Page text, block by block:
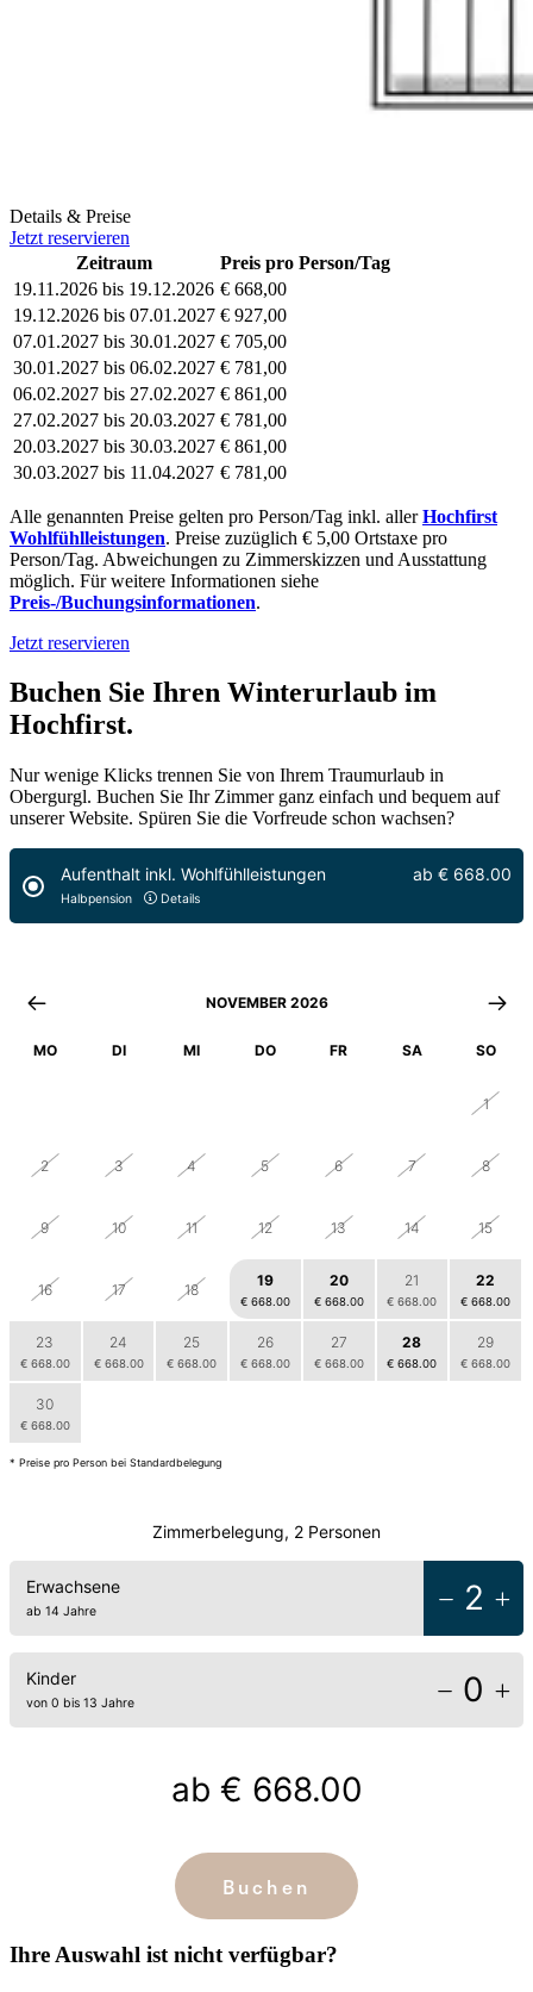
Details & Preise
Jetzt reservieren
Zeitraum
Preis pro Person/Tag
19.11.2026 bis 19.12.2026 € 668,00
19.12.2026 bis 07.01.2027 € 927,00
07.01.2027 bis 30.01.2027 € 705,00
30.01.2027 bis 06.02.2027 € 781,00
06.02.2027 bis 27.02.2027 € 861,00
27.02.2027 bis 20.03.2027 € 781,00
20.03.2027 bis 30.03.2027 € 861,00
30.03.2027 bis 11.04.2027 € 781,00
Alle genannten Preise gelten pro Person/Tag inkl. allerHochfirst
Wohlfühlleistungen. Preise zuzüglich € 5,00 Ortstaxe pro
Person/Tag. Abweichungen zu Zimmerskizzen und Ausstattung
möglich. Für weitere Informationen siehe
Preis-/Buchungsinformationen.
Jetzt reservieren
Buchen Sie Ihren Winterurlaub im
Hochfirst.
Nur wenige Klicks trennen Sie von Ihrem Traumurlaub in
Obergurgl. Buchen Sie Ihr Zimmer ganz einfach und bequem auf
unserer Website. Spüren Sie die Vorfreude schon wachsen?
Aufenthalt inkl. Wohlfühlleistungen
Halbpension Details
ab € 668.00
NOVEMBER 2026
MO DI MI DO FR SA SO
1
2 3 4 5 6 7 8
9 10 11 12 13 14 15
16 17 18
19
€ 668.00
20
€ 668.00
21
€ 668.00
22
€ 668.00
23
€ 668.00
24
€ 668.00
25
€ 668.00
26
€ 668.00
27
€ 668.00
28
€ 668.00
29
€ 668.00
30
€ 668.00
* Preise pro Person bei Standardbelegung
Zimmerbelegung, 2 Personen
Erwachsene
ab 14 Jahre 2
Kinder
von 0 bis 13 Jahre 0
ab € 668.00
Buchen
Ihre Auswahl ist nicht verfügbar?